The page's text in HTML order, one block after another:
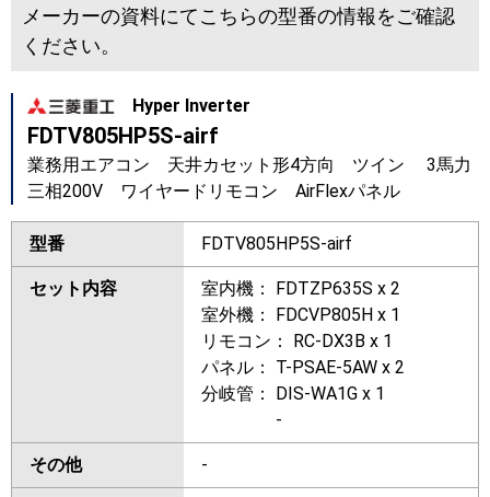
メーカーの資料にてこちらの型番の情報をご確認
ください。
Hyper Inverter
FDTV805HP5S-airf
業務用エアコン 天井カセット形4方向 ツイン 3馬力
三相200V ワイヤードリモコン AirFlexパネル
型番 FDTV805HP5S-airf
セット内容
室内機： FDTZP635S x 2
室外機： FDCVP805H x 1
リモコン： RC-DX3B x 1
パネル： T-PSAE-5AW x 2
分岐管： DIS-WA1G x 1
-
その他 -